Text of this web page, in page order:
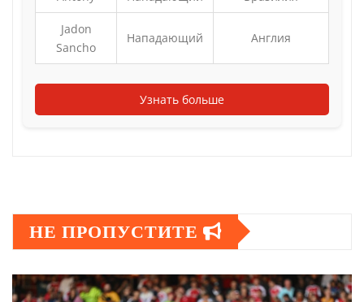
Jadon
Sancho
Нападающий Англия
Узнать больше
НЕ ПРОПУСТИТЕ